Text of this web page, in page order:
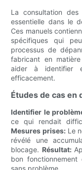
La consultation
essentielle dans le
Ces manuels
spécifiques qui
processus de
fabricant en
aider à identifier
efficacement.
Études de cas en
Identifier le
ce qui rendait
Mesures prises: Le
révélé une
blocage. Résultat:
bon